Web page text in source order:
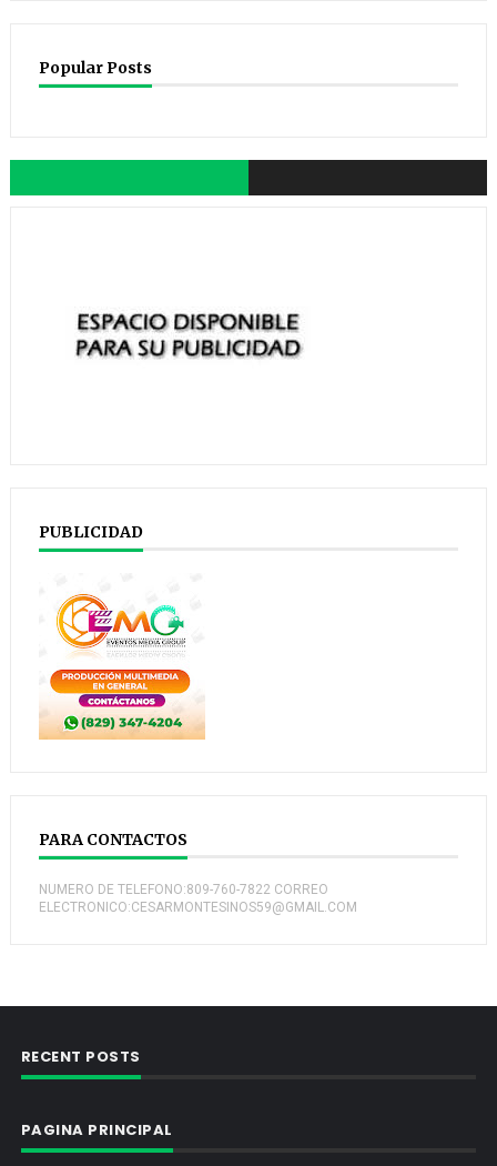
Popular Posts
PUBLICIDAD
PARA CONTACTOS
NUMERO DE TELEFONO:809-760-7822 CORREO
ELECTRONICO:CESARMONTESINOS59@GMAIL.COM
RECENT POSTS
PAGINA PRINCIPAL